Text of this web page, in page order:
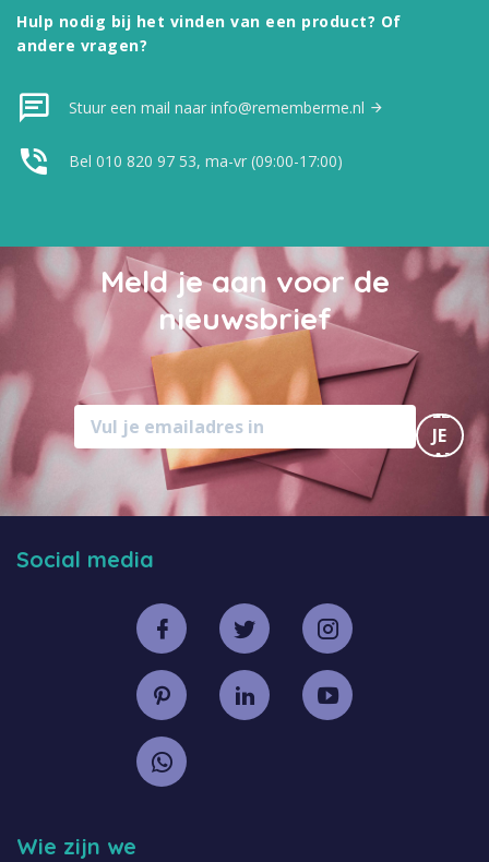
Hulp nodig bij het vinden van een product? Of
andere vragen?
Stuur een mail naar info@rememberme.nl
Bel 010 820 97 53, ma-vr (09:00-17:00)
Meld je aan voor de
nieuwsbrief
MELD
JE
AAN
Wie zijn we
Social media